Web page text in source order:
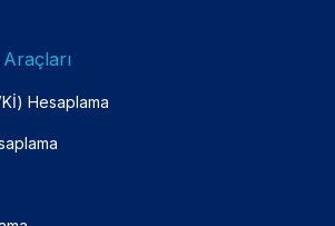
Hesaplama